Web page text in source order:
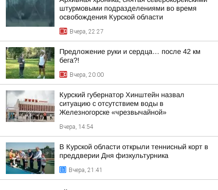
штурмовыми подразделениями во время
освобождения Курской области
Вчера, 22:27
Предложение руки и сердца… после 42 км
бега?!
Вчера, 20:00
Курский губернатор Хинштейн назвал
ситуацию с отсутствием воды в
Железногорске «чрезвычайной»
Вчера, 14:54
В Курской области открыли теннисный корт в
преддверии Дня физкультурника
Вчера, 21:41